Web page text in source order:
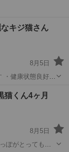
キジ猫さん
8月5日
駅
猫くん4ヶ月
8月5日
ぽがとっても可